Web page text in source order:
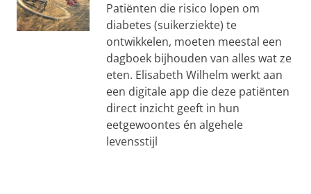
Patiënten die risico lopen om
diabetes (suikerziekte) te
ontwikkelen, moeten meestal een
dagboek bijhouden van alles wat ze
eten. Elisabeth Wilhelm werkt aan
een digitale app die deze patiënten
direct inzicht geeft in hun
eetgewoontes én algehele
levensstijl